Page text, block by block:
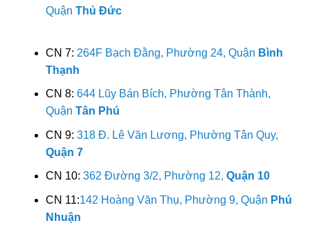
Quận Thủ Đức
CN 7: 264F Bạch Đằng, Phường 24, Quận Bình
Thạnh
CN 8: 644 Lũy Bán Bích, Phường Tân Thành,
Quận Tân Phú
CN 9: 318 Đ. Lê Văn Lương, Phường Tân Quy,
Quận 7
CN 10: 362 Đường 3/2, Phường 12, Quận 10
CN 11:142 Hoàng Văn Thụ, Phường 9, Quận Phú
Nhuận